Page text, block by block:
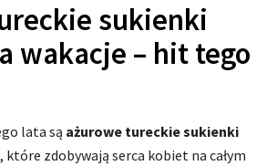
sukienki
wakacje – hit tego
lata są ażurowe tureckie sukienki
, które zdobywają serca kobiet na całym